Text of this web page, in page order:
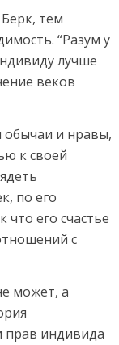
тем
“Разум у
лучше
веков
и нравы,
к своей
по его
его счастье
с
может, а
прав индивида